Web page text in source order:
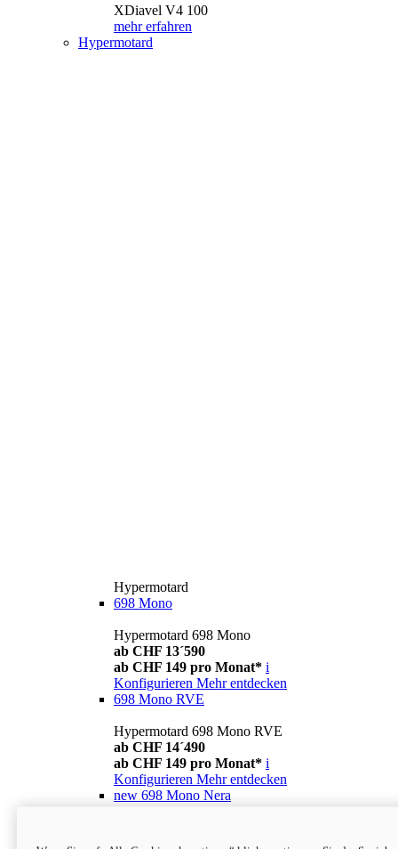
XDiavel V4 100
mehr erfahren
Hypermotard
Hypermotard
698 Mono
Hypermotard 698 Mono
ab CHF 13´590
ab CHF 149 pro Monat* i
Konfigurieren Mehr entdecken
698 Mono RVE
Hypermotard 698 Mono RVE
ab CHF 14´490
ab CHF 149 pro Monat* i
Konfigurieren Mehr entdecken
new 698 Mono Nera
ab CHF 13´990